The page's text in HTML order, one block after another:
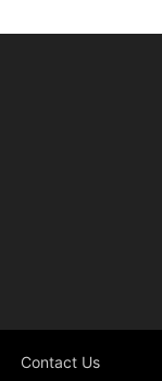
Contact Us